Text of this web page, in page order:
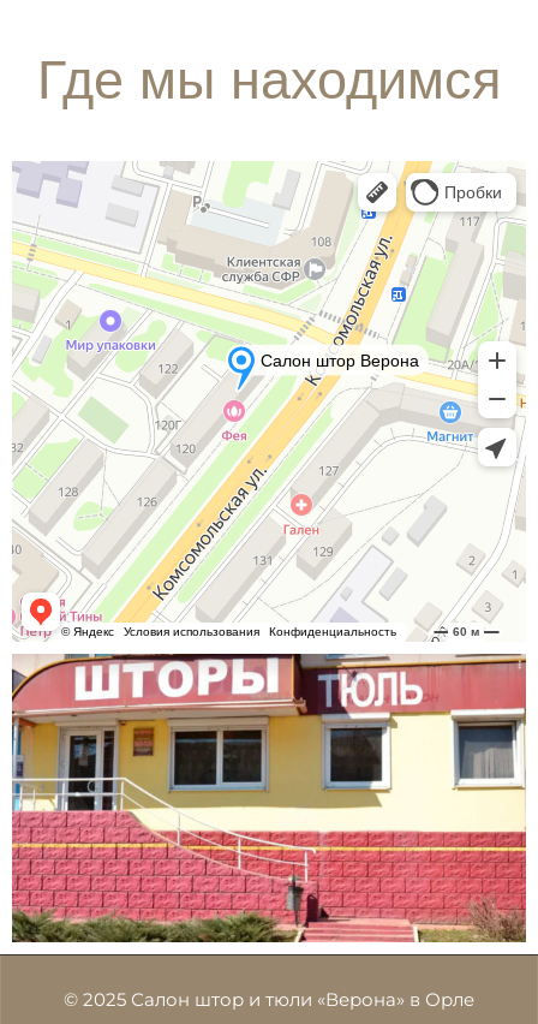
Где мы находимся
© 2025 Салон штор и тюли «Верона» в Орле